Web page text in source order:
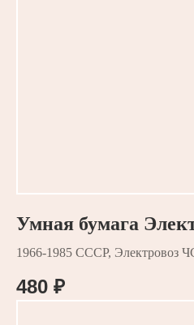
Умная бумага
1966-1985 СССР, Электровоз
480 ₽